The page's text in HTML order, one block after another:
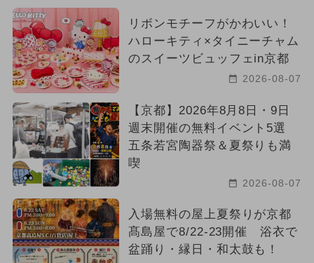
リボンモチーフがかわいい！
ハローキティ×タイニーチャム
のスイーツビュッフェin京都
2026-08-07
【京都】2026年8月8日・9日
週末開催の無料イベント5選
五条若宮陶器祭＆夏祭りも満
喫
2026-08-07
入場無料の屋上夏祭りが京都
髙島屋で8/22-23開催 浴衣で
盆踊り・縁日・和太鼓も！